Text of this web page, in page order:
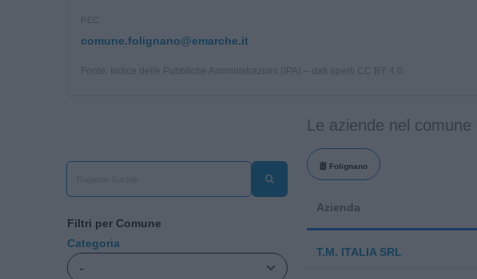
PEC
comune.folignano@emarche.it
Fonte: Indice delle Pubbliche Amministrazioni (IPA) – dati aperti CC BY 4.0.
Filtri per Comune
Categoria
Le aziende nel
Folignano
Azienda
T.M. ITALIA SRL